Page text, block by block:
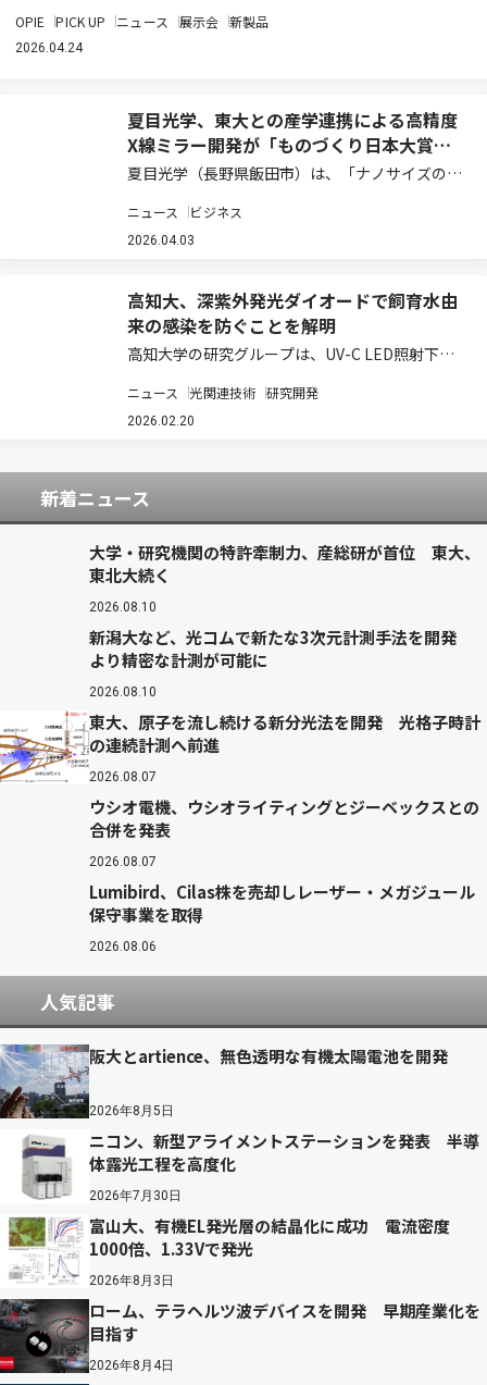
OPIE PICK UP ニュース 展示会 新製品
2026.04.24
夏目光学、東大との産学連携による高精度
X線ミラー開発が「ものづくり日本大賞」
優秀賞を受賞
夏目光学（長野県飯田市）は、「ナノサイズの微
度X線ミラーの開発」により、第10回「ものづく
り日本大賞」優秀賞を受賞した（ニュースリリー
ニュース ビジネス
2026.04.03
高知大、深紫外発光ダイオードで飼育水由
来の感染を防ぐことを解明
高知大学の研究グループは、UV-C LED照射下に
予測が可能であり、E. tardaを含む飼育水を介し
た細菌感染を抑制する効果を確認した（ニュース
ニュース 光関連技術 研究開発
2026.02.20
新着ニュース
大学・研究機関の特許牽制力、産総研が首位 東大、
東北大続く
2026.08.10
新潟大など、光コムで新たな3次元計測手法を開発
より精密な計測が可能に
2026.08.10
東大、原子を流し続ける新分光法を開発 光格子時計
の連続計測へ前進
2026.08.07
ウシオ電機、ウシオライティングとジーベックスとの
合併を発表
2026.08.07
Lumibird、Cilas株を売却しレーザー・メガジュール
保守事業を取得
2026.08.06
人気記事
阪大とartience、無色透明な有機太陽電池を開発
2026年8月5日
ニコン、新型アライメントステーションを発表 半導
体露光工程を高度化
2026年7月30日
富山大、有機EL発光層の結晶化に成功 電流密度
1000倍、1.33Vで発光
2026年8月3日
ローム、テラヘルツ波デバイスを開発 早期産業化を
目指す
2026年8月4日